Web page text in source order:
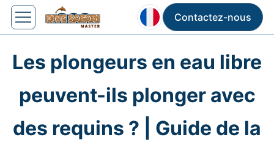
Contactez-nous
Les plongeurs en eau libre
peuvent-ils plonger avec
des requins ? | Guide de la